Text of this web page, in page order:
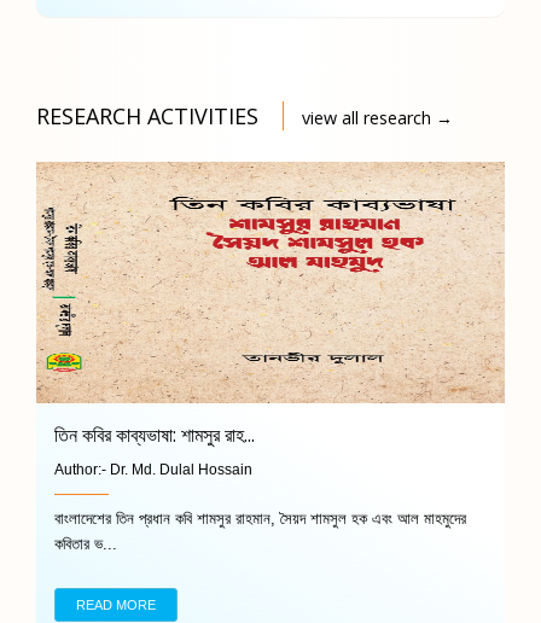
RESEARCH ACTIVITIES view all research →
তিন কবির কাব্যভাষা: শামসুর রাহ...
Author:- Dr. Md. Dulal Hossain
বাংলাদেশের তিন প্রধান কবি শামসুর রাহমান, সৈয়দ শামসুল হক এবং আল মাহমুদের
কবিতার ভ...
READ MORE